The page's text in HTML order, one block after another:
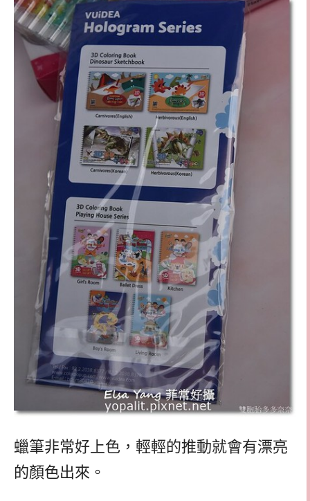
蠟筆非常好上色，輕輕的推動就會有漂亮
的顏色出來。